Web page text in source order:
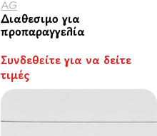
AG
Διαθέσιμο για
προπαραγγελία
Συνδεθείτε για να δείτε
τιμές